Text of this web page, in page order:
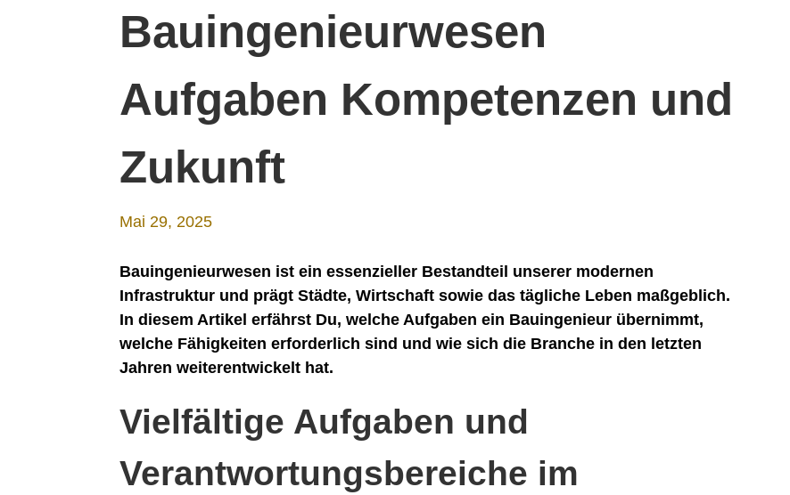
Bauingenieurwesen
Aufgaben Kompetenzen und
Zukunft
Mai 29, 2025
Bauingenieurwesen ist ein essenzieller Bestandteil unserer modernen
Infrastruktur und prägt Städte, Wirtschaft sowie das tägliche Leben maßgeblich.
In diesem Artikel erfährst Du, welche Aufgaben ein Bauingenieur übernimmt,
welche Fähigkeiten erforderlich sind und wie sich die Branche in den letzten
Jahren weiterentwickelt hat.
Vielfältige Aufgaben und
Verantwortungsbereiche im